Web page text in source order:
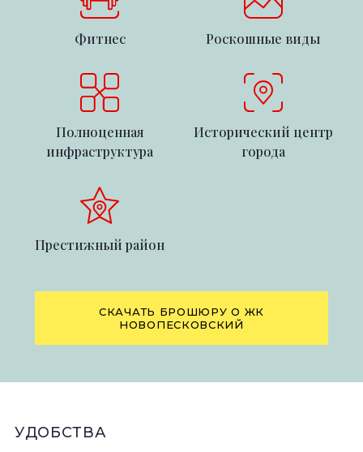
Фитнес Роскошные виды
Полноценная
инфраструктура
Исторический центр
города
Престижный район
СКАЧАТЬ БРОШЮРУ О ЖК
НОВОПЕСКОВСКИЙ
УДОБСТВА